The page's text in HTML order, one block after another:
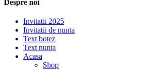
Despre noi
Invitatii 2025
Invitatii de nunta
Text botez
Text nunta
Acasa
Shop